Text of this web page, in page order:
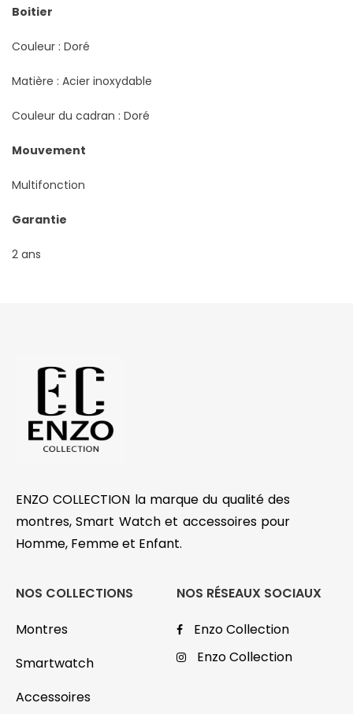
Boitier
Couleur : Doré
Matière : Acier inoxydable
Couleur du cadran : Doré
Mouvement
Multifonction
Garantie
2 ans
ENZO COLLECTION la marque du qualité des
montres, Smart Watch et accessoires pour
Homme, Femme et Enfant.
NOS COLLECTIONS
Montres
Smartwatch
Accessoires
NOS RÉSEAUX SOCIAUX
Enzo Collection
Enzo Collection